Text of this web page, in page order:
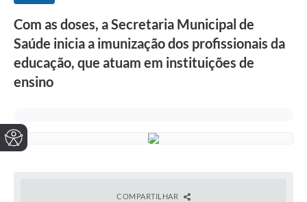
Com as doses, a Secretaria Municipal de
Saúde inicia a imunização dos profissionais da
educação, que atuam em instituições de
ensino
COMPARTILHAR